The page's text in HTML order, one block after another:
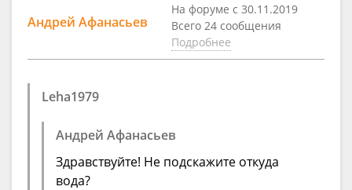
Андрей Афанасьев
На форуме с 30.11.2019
Всего 24 сообщения
Подробнее
Leha1979
Андрей Афанасьев
Здравствуйте! Не подскажите откуда
вода?